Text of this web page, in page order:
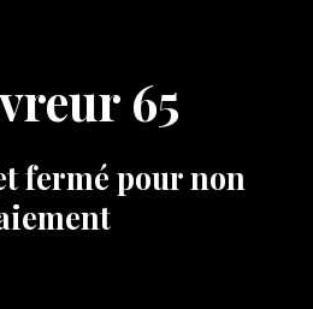
65
fermé pour non